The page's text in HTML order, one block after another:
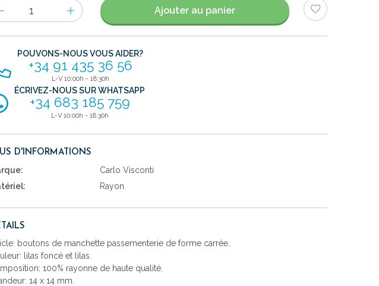
Ajouter au panier
POUVONS-NOUS VOUS AIDER?
+34 91 435 36 56
L-V 10:00h - 18:30h
ÉCRIVEZ-NOUS SUR WHATSAPP
+34 683 185 759
L-V 10:00h - 18:30h
D'INFORMATIONS
Carlo Visconti
Rayon
boutons de manchette passementerie de forme carrée.
lilas foncé et lilas.
100% rayonne de haute qualité.
14 x 14 mm.